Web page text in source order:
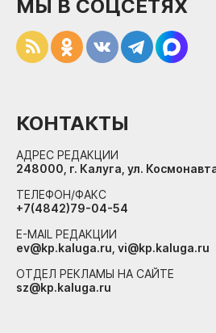
МЫ В СОЦСЕТЯХ
КОНТАКТЫ
АДРЕС РЕДАКЦИИ
248000, г. Калуга, ул.
ТЕЛЕФОН/ФАКС
+7(4842)79-04-54
E-MAIL РЕДАКЦИИ
ev@kp.kaluga.ru, vi@kp.kaluga.ru
ОТДЕЛ РЕКЛАМЫ НА САЙТЕ
sz@kp.kaluga.ru